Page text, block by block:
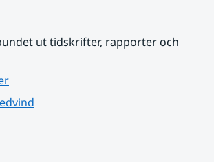
ut tidskrifter, rapporter och